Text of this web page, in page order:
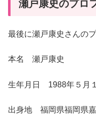
瀬戸康史のプロ
最後に瀬戸康史さんの
本名 瀬戸康史
生年月日 1988年５月
出身地 福岡県福岡県